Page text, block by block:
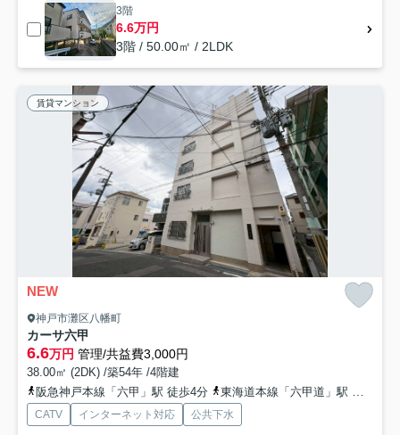
3階
6.6万円
3階 / 50.00㎡ / 2LDK
賃貸マンション
NEW
神戸市灘区八幡町
カーサ六甲
6.6万円 管理/共益費3,000円
38.00㎡ (2DK) /築54年 /4階建
阪急神戸本線「六甲」駅 徒歩4分
東海道本線「六甲道」駅 徒歩9分
CATV インターネット対応 公共下水